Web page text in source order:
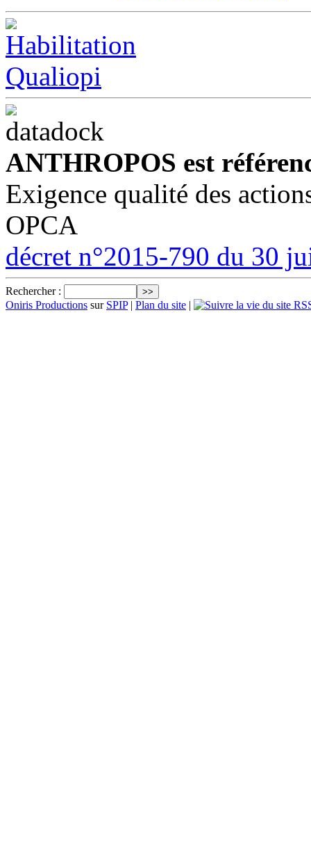
ANTHROPOS est
Exigence qualité des
OPCA
décret n°2015-790 du 30
Rechercher :
Oniris Productions sur SPIP| Plan du site |